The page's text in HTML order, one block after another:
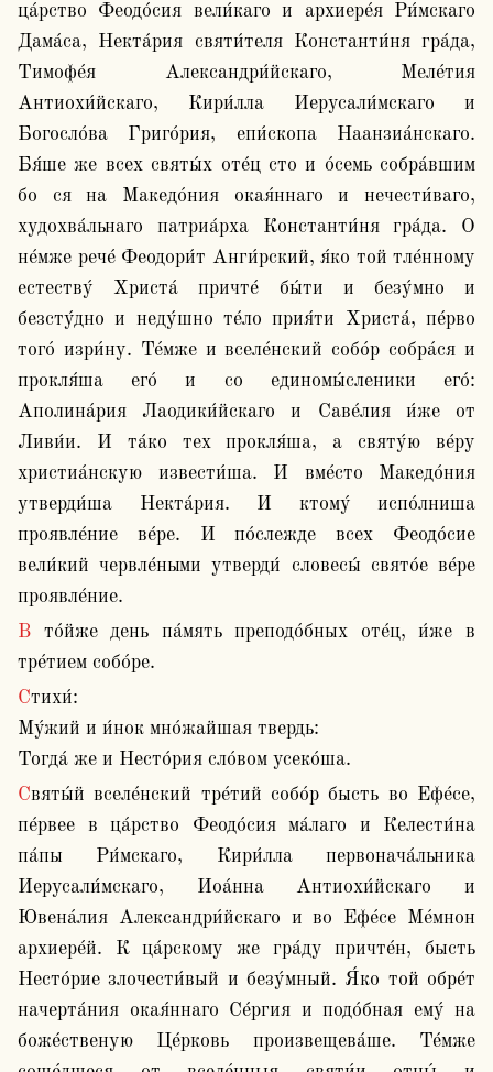
ца́рство Феодо́сия вели́каго и архиере́я Ри́мскаго
Дама́са, Некта́рия святи́теля Константи́ня гра́да,
Тимофе́я Александри́йскаго, Меле́тия
Антиохи́йскаго, Кири́лла Иерусали́мскаго и
Богосло́ва Григо́рия, епи́скопа Наанзиа́нскаго.
Бя́ше же всех святы́х оте́ц сто и о́семь собра́вшим
бо ся на Македо́ния окая́ннаго и нечести́ваго,
худохва́льнаго патриа́рха Константи́ня гра́да. О
не́мже рече́ Феодори́т Анги́рский, я́ко той тле́нному
естеству́ Христа́ причте́ бы́ти и безу́мно и
безсту́дно и неду́шно те́ло прия́ти Христа́, пе́рво
того́ изри́ну. Те́мже и вселе́нский собо́р собра́ся и
прокля́ша его́ и со единомы́сленики его́:
Аполина́рия Лаодики́йскаго и Саве́лия и́же от
Ливи́и. И та́ко тех прокля́ша, а святу́ю ве́ру
христиа́нскую извести́ша. И вме́сто Македо́ния
утверди́ша Некта́рия. И ктому́ испо́лниша
проявле́ние ве́ре. И по́слежде всех Феодо́сие
вели́кий червле́ными утверди́ словесы́ свято́е ве́ре
проявле́ние.
В то́йже день па́мять преподо́бных оте́ц, и́же в
тре́тием собо́ре.
Стихи́:
Му́жий и и́нок мно́жайшая твердь:
Тогда́ же и Несто́рия сло́вом усеко́ша.
Святы́й вселе́нский тре́тий собо́р бысть во Ефе́се,
пе́рвее в ца́рство Феодо́сия ма́лаго и Келести́на
па́пы Ри́мскаго, Кири́лла первонача́льника
Иерусали́мскаго, Иоа́нна Антиохи́йскаго и
Ювена́лия Александри́йскаго и во Ефе́се Ме́мнон
архиере́й. К ца́рскому же гра́ду причте́н, бысть
Несто́рие злочести́вый и безу́мный. Я́ко той обре́т
начерта́ния окая́ннаго Се́ргия и подо́бная ему́ на
боже́ственую Це́рковь произвещева́ше. Те́мже